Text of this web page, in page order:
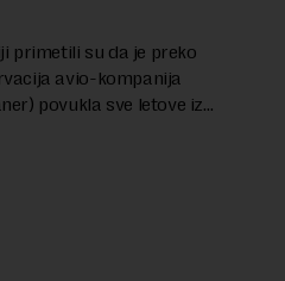
primetili su da je preko
avio-kompanija
povukla sve letove iz